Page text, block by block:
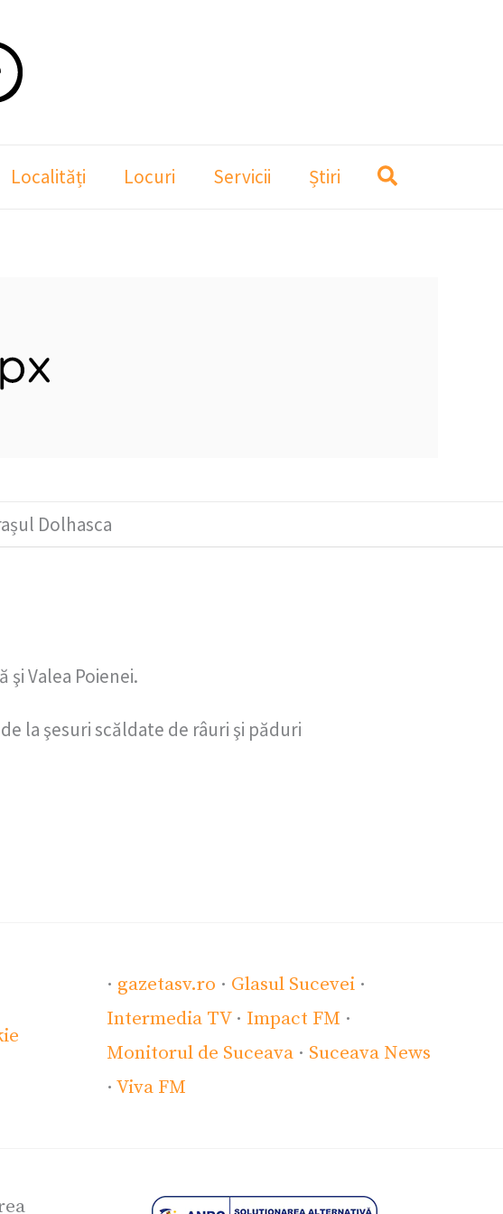
Localități Locuri Servicii Știri
Dolhasca
Valea Poienei.
la şesuri scăldate de râuri şi păduri
· gazetasv.ro · Glasul Sucevei ·
Intermedia TV· Impact FM ·
Monitorul de Suceava · Suceava News
·Viva FM